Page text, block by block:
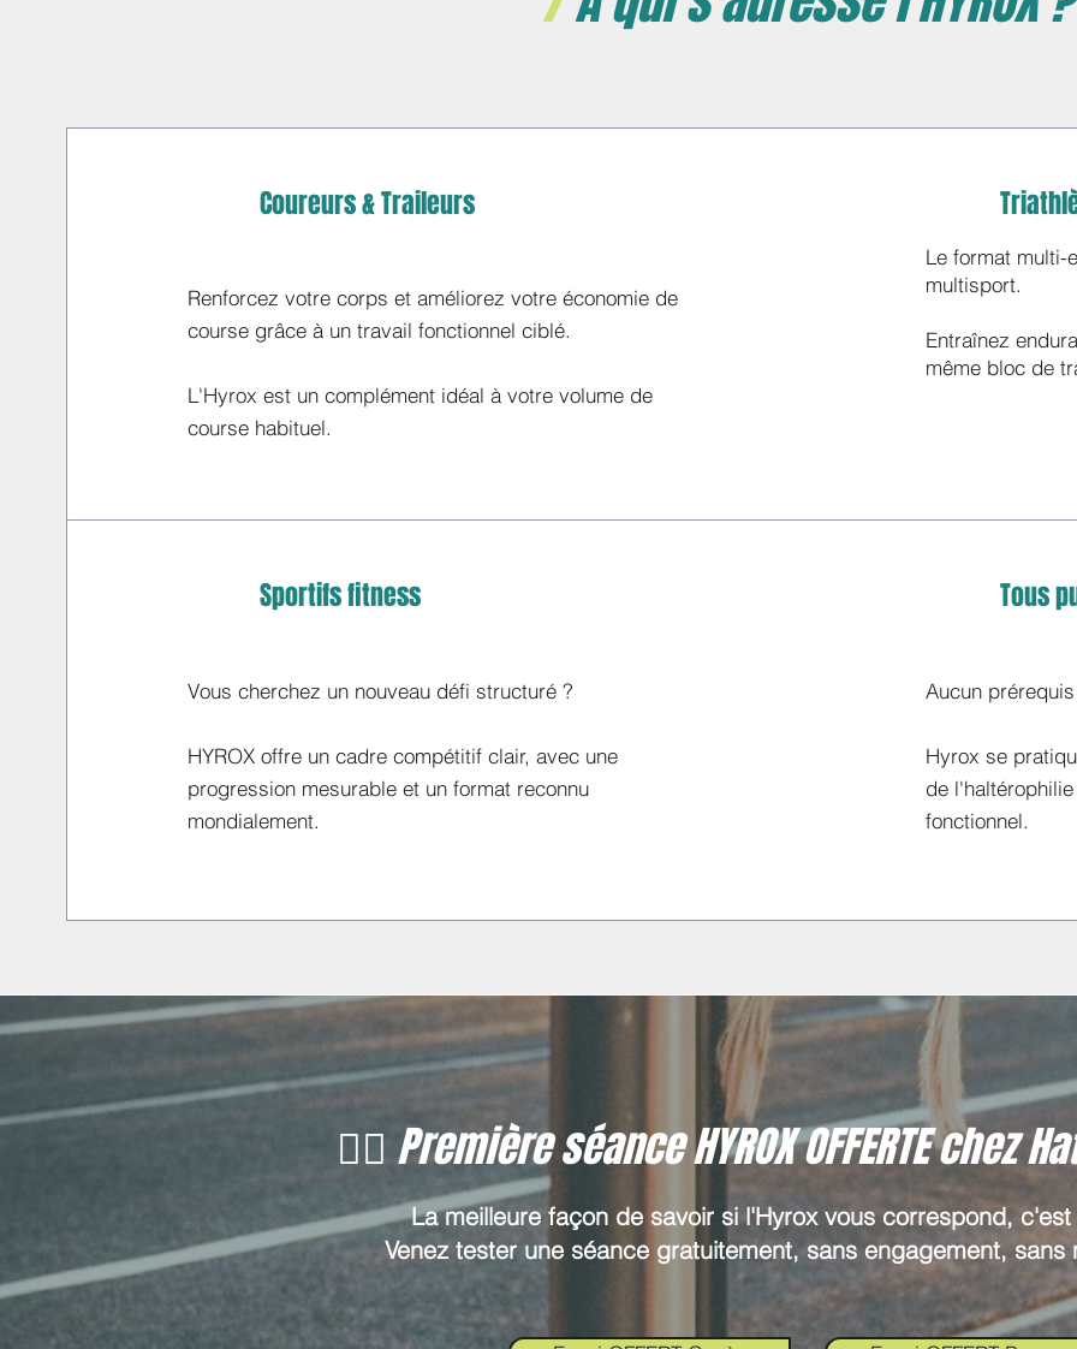
Coureurs & Traileurs
Renforcez votre corps et améliorez votre économie de
course grâce à un travail fonctionnel ciblé.
L'Hyrox est un complément idéal à votre volume de
course habituel.
Le format multi-
multisport.
Entraînez
même bloc de
Sportifs fitness
Vous cherchez un nouveau défi structuré ?
HYROX offre un cadre compétitif clair, avec une
progression mesurable et un format reconnu
mondialement.
Tous
Aucun
Hyrox se
de
fonctionnel.
🏋️‍♀️ Première séance HYROX OFFERTE chez
La meilleure façon de savoir si l'Hyrox vous correspond,
Venez tester une séance gratuitement, sans engagement, sans